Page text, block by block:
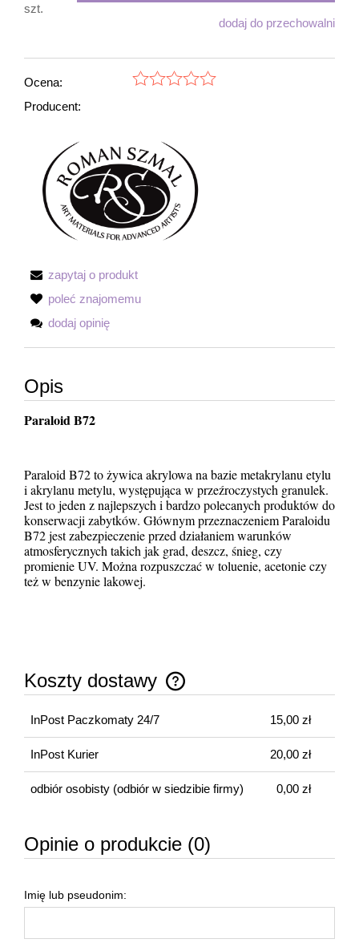
szt.
dodaj do przechowalni
Ocena:
Producent:
zapytaj o produkt
poleć znajomemu
dodaj opinię
Opis
Paraloid B72
Paraloid B72 to żywica akrylowa na bazie metakrylanu etylu
i akrylanu metylu, występująca w przeźroczystych granulek.
Jest to jeden z najlepszych i bardzo polecanych produktów do
konserwacji zabytków. Głównym przeznaczeniem Paraloidu
B72 jest zabezpieczenie przed działaniem warunków
atmosferycznych takich jak grad, deszcz, śnieg, czy
promienie UV. Można rozpuszczać w toluenie, acetonie czy
też w benzynie lakowej.
Koszty dostawy
Cena nie zawiera ewentualnych kosztów płatności
InPost Paczkomaty 24/7 15,00 zł
InPost Kurier 20,00 zł
odbiór osobisty(odbiór w siedzibie firmy) 0,00 zł
Opinie o produkcie (0)
Imię lub pseudonim: